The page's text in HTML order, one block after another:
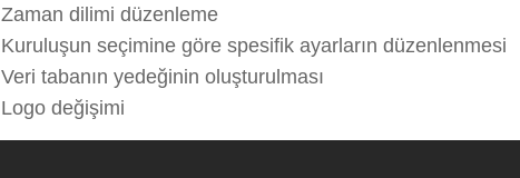
Zaman dilimi düzenleme
Kuruluşun seçimine göre spesifik ayarların düzenlenmesi
Veri tabanın yedeğinin oluşturulması
Logo değişimi